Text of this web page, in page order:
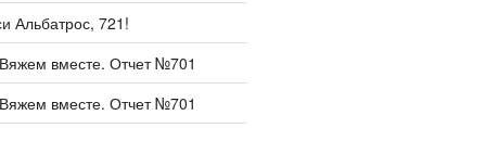
Альбатрос, 721!
вместе. Отчет №701
вместе. Отчет №701